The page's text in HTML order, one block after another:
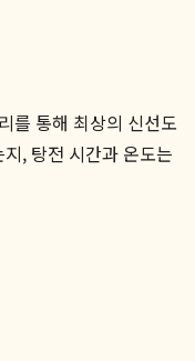
를 통해 최상의 신선도
, 탕전 시간과 온도는